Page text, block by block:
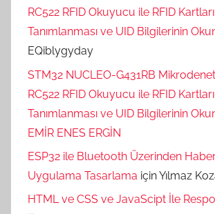
RC522 RFID Okuyucu ile RFID
Tanımlanması ve UID Bilgilerinin
EQiblygyday
STM32 NUCLEO-G431RB
RC522 RFID Okuyucu ile RFID
Tanımlanması ve UID Bilgilerinin
EMİR ENES ERGİN
ESP32 ile Bluetooth Üzerinden
Uygulama Tasarlama içinYılmaz
HTML ve CSS ve JavaScipt İle